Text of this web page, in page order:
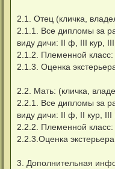
с
о
б
щ
е
н
2.1. Отец (кличка,
2.1.1. Все дипломы за
виду дичи: II ф, III кур,
2.1.2. Племенной класс:
2.1.3. Оценка
2.2. Мать: (кличка,
2.2.1. Все дипломы за
виду дичи: II ф, II кур, III
2.2.2. Племенной
2.2.3.Оценка
3. Дополнительная